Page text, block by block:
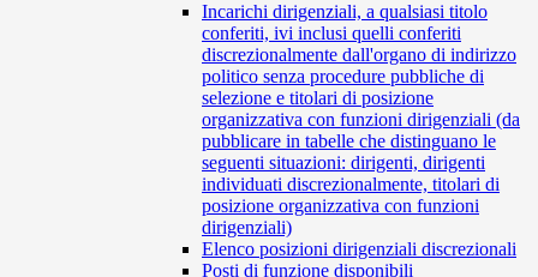
Incarichi dirigenziali, a qualsiasi titolo
conferiti, ivi inclusi quelli conferiti
discrezionalmente dall'organo di indirizzo
politico senza procedure pubbliche di
selezione e titolari di posizione
organizzativa con funzioni dirigenziali (da
pubblicare in tabelle che distinguano le
seguenti situazioni: dirigenti, dirigenti
individuati discrezionalmente, titolari di
posizione organizzativa con funzioni
dirigenziali)
Elenco posizioni dirigenziali discrezionali
Posti di funzione disponibili